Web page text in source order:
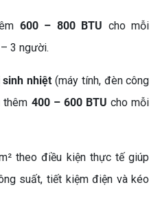
600 – 800 BTU cho mỗi
3 người.
sinh nhiệt (máy tính, đèn công
thêm 400 – 600 BTU cho mỗi
theo điều kiện thực tế giúp
suất, tiết kiệm điện và kéo